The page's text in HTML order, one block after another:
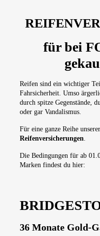
für bei
Reifen sind ein wichtiger
Fahrsicherheit. Umso
durch spitze Gegenstände,
oder gar Vandalismus.
Für eine ganze Reihe
Reifenversicherungen.
Die Bedingungen für ab
Marken findest du hier:
36 Monate Gold-